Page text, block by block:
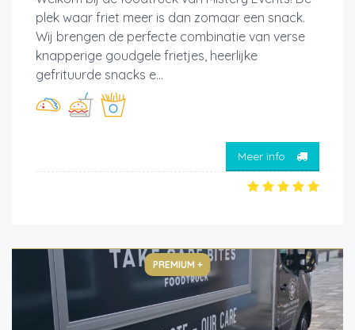
plek waar friet meer is dan zomaar een snack.
Wij brengen de perfecte combinatie van verse
knapperige goudgele frietjes, heerlijke
gefrituurde snacks e...
Meer info
PREMIUM +